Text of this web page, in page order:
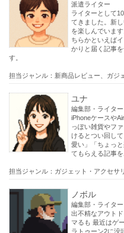
派遣ライター
ライターとして
てきました。新
を楽しんでいま
ちらかといえば
かりと届く記事
す。
担当ジャンル：新商品レビュー、ガジ
ユナ
編集部・ライター
iPhoneケースや
っぽい雑貨やフ
けるとつい回し
愛い」「ちょっ
てもらえる記事を
担当ジャンル：ガジェット・アクセサ
ノボル
編集部・ライター
出不精なアウト
マるも 最近はゲ
ラトゥーン2に没